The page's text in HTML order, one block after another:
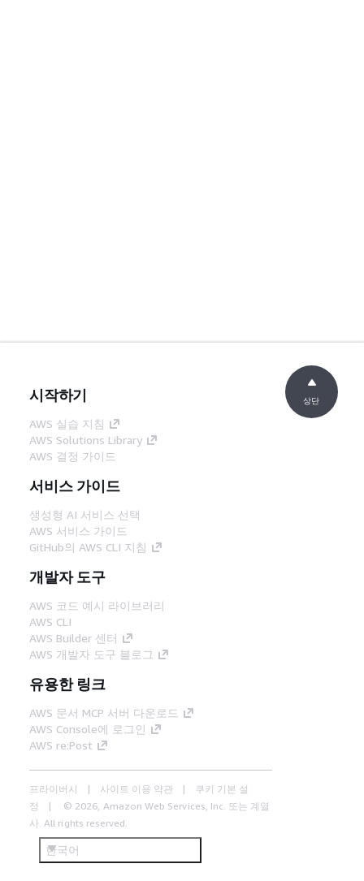
시작하기
AWS 실습 지침
AWS Solutions Library
AWS 결정 가이드
서비스 가이드
생성형 AI 서비스 선택
AWS 서비스 가이드
GitHub의 AWS CLI 지침
개발자 도구
AWS 코드 예시 라이브러리
AWS CLI
AWS Builder 센터
AWS 개발자 도구 블로그
유용한 링크
AWS 문서 MCP 서버 다운로드
AWS Console에 로그인
AWS re:Post
프라이버시 사이트 이용 약관
쿠키 기본 설
정
© 2026, Amazon Web Services, Inc. 또는 계열
사. All rights reserved.
한국어
상단